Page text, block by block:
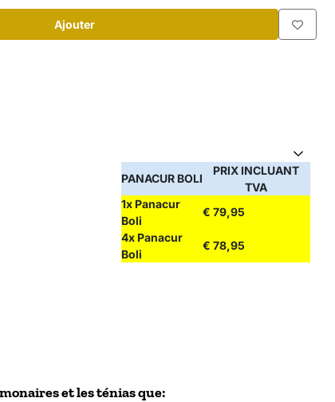
Ajouter
PANACUR BOLI
PRIX INCLUANT
TVA
1x Panacur
Boli
€ 79,95
4x Panacur
Boli
€ 78,95
et les ténias que: